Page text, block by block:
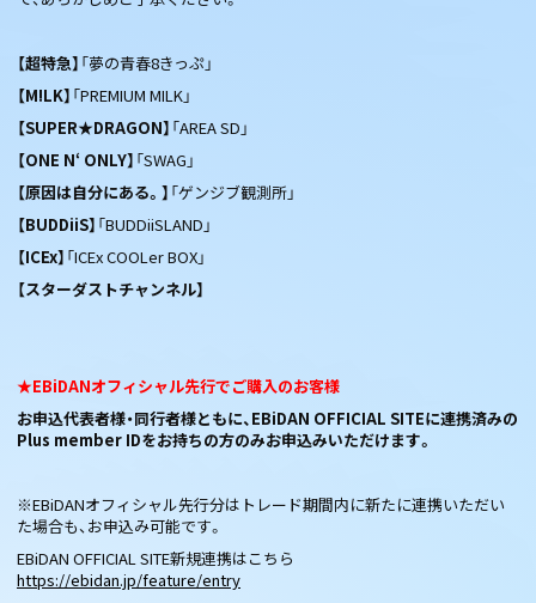
【超特急】 「夢の青春8きっぷ」
【M!LK】 「PREMIUM MILK」
【SUPER★DRAGON】 「AREA SD」
【ONE N‘ ONLY】 「SWAG」
【原因は自分にある。】 「ゲンジブ観測所」
【BUDDiiS】 「BUDDiiSLAND」
【ICEx】 「ICEx COOLer BOX」
【スターダストチャンネル】
★EBiDANオフィシャル先行でご購入のお客様
お申込代表者様・同行者様ともに、EBiDAN OFFICIAL SITEに連携済みの
Plus member IDをお持ちの方のみお申込みいただけます。
※EBiDANオフィシャル先行分はトレード期間内に新たに連携いただい
た場合も、お申込み可能です。
EBiDAN OFFICIAL SITE新規連携はこちら
https://ebidan.jp/feature/entry